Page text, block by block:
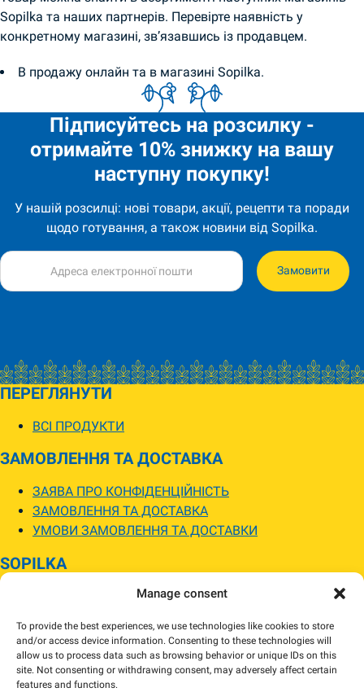
Manage consent
To provide the best experiences, we use technologies like cookies to store
and/or access device information. Consenting to these technologies will
allow us to process data such as browsing behavior or unique IDs on this
site. Not consenting or withdrawing consent, may adversely affect certain
features and functions.
Sopilka та наших партнерів. Перевірте наявність у
конкретному магазині, зв’язавшись із продавцем.
В продажу онлайн та в магазині Sopilka.
Підписуйтесь на розсилку -
отримайте 10% знижку на вашу
наступну покупку!
У нашій розсилці: нові товари, акції, рецепти та поради
щодо готування, а також новини від Sopilka.
Замовити
ПЕРЕГЛЯНУТИ
ВСІ ПРОДУКТИ
ЗАМОВЛЕННЯ ТА ДОСТАВКА
ЗАЯВА ПРО КОНФІДЕНЦІЙНІСТЬ
ЗАМОВЛЕННЯ ТА ДОСТАВКА
УМОВИ ЗАМОВЛЕННЯ ТА ДОСТАВКИ
SOPILKA
МАГАЗИНИ SOPILKA
НОВИНИ
Зображення товарів на вебсайті можуть відрізнятися від їхнього